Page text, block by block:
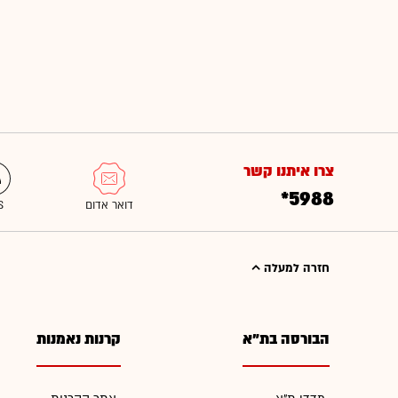
צרו איתנו קשר
*5988
חזרה למעלה
הבורסה בת"א קרנות נאמנות